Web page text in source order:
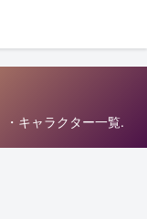
キャラクター一覧.